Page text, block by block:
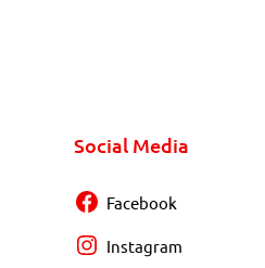
Social Media
Facebook
Instagram